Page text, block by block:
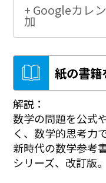
+ Googleカレ
加
紙の書籍
解説：
数学の問題を公式
く、数学的思考力
新時代の数学参考
シリーズ、改訂版。